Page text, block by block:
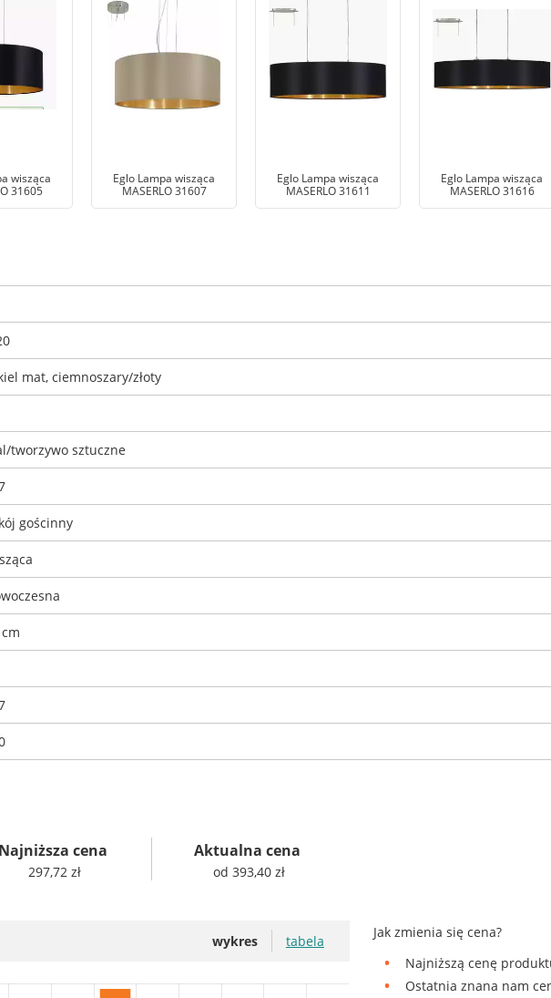
wisząca
31605
Eglo Lampa wisząca
MASERLO 31607
Eglo Lampa wisząca
MASERLO 31611
Eglo Lampa wisząca
MASERLO 31616
mat, ciemnoszary/złoty
tworzywo sztuczne
gościnny
Najniższa cena
297,72 zł
Aktualna cena
od 393,40 zł
wykres tabela
Jak zmienia się cena?
Najniższą cenę
Ostatnia znana nam